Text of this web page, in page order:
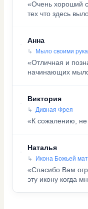
«Очень хороший
тех что здесь
Анна
Мыло своими
«Отличная и
начинающих
Виктория
Дивная Фрея
«К сожалению, не
Наталья
Икона Божьей
«Спасибо Вам
эту икону когда